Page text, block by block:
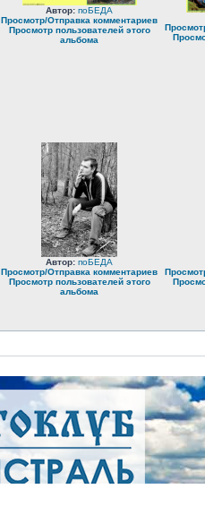
Автор: поБЕДА
Просмотр/Отправка комментариев
Просмотр пользователей этого
альбома
Автор: поБЕДА
Просмотр/Отправка комментариев
Просмотр пользователей этого
альбома